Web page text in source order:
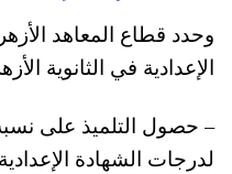
وحدد قطاع المعاهد
الإعدادية في الثانوية الأزهرية 2025-2026 وهي
لدرجات الشهادة